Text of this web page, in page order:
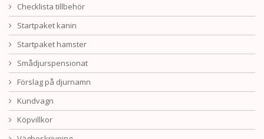
Checklista tillbehör
Startpaket kanin
Startpaket hamster
Smådjurspensionat
Förslag på djurnamn
Kundvagn
Köpvillkor